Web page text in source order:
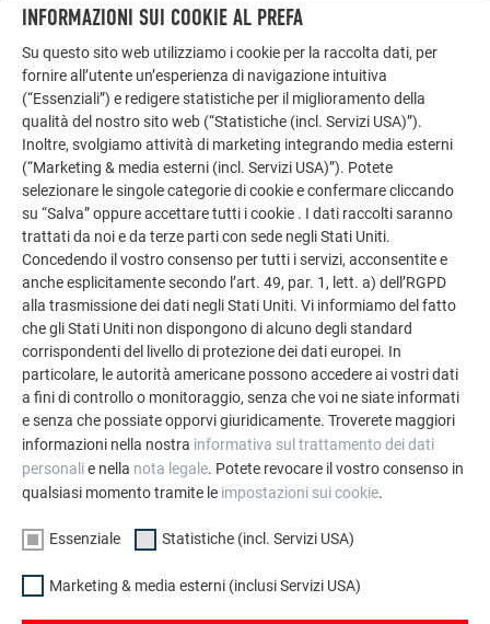
Cos'è la PREFA Academy
Dalla corretta lavorazione al montaggio a regola d'arte e al
colloquio di vendita: qui puoi trovare tutte le opportunità di
formazione professionale per gli installatori PREFA.
VAI ALL'ACADEMY
INFORMAZIONI SUI COOKIE AL PREFA
Su questo sito web utilizziamo i cookie per la raccolta dati, per
fornire all’utente un’esperienza di navigazione intuitiva
(“Essenziali”) e redigere statistiche per il miglioramento della
qualità del nostro sito web (“Statistiche (incl. Servizi USA)”).
Inoltre, svolgiamo attività di marketing integrando media esterni
(“Marketing & media esterni (incl. Servizi USA)”). Potete
selezionare le singole categorie di cookie e confermare cliccando
su “Salva” oppure accettare tutti i cookie . I dati raccolti saranno
trattati da noi e da terze parti con sede negli Stati Uniti.
Concedendo il vostro consenso per tutti i servizi, acconsentite e
anche esplicitamente secondo l’art. 49, par. 1, lett. a) dell’RGPD
alla trasmissione dei dati negli Stati Uniti. Vi informiamo del fatto
che gli Stati Uniti non dispongono di alcuno degli standard
corrispondenti del livello di protezione dei dati europei. In
particolare, le autorità americane possono accedere ai vostri dati
a fini di controllo o monitoraggio, senza che voi ne siate informati
e senza che possiate opporvi giuridicamente. Troverete maggiori
informazioni nella nostra informativa sul trattamento dei dati
personalie nella nota legale. Potete revocare il vostro consenso in
qualsiasi momento tramite le impostazioni sui cookie.
Essenziale Statistiche (incl. Servizi USA)
Marketing & media esterni (inclusi Servizi USA)